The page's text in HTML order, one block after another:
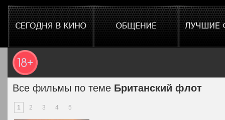
Все фильмы по теме Британский флот
1 2 3 4 5